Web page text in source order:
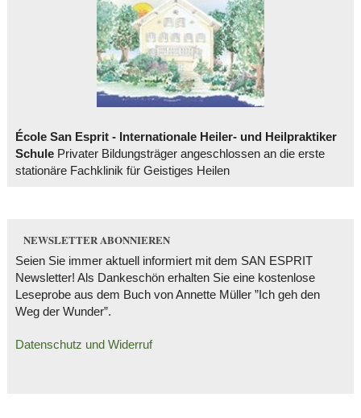
École San Esprit - Internationale Heiler- und Heilpraktiker
SchulePrivater Bildungsträger angeschlossen an die erste
stationäre Fachklinik für Geistiges Heilen
NEWSLETTER ABONNIEREN
Seien Sie immer aktuell informiert mit dem SAN ESPRIT
Newsletter! Als Dankeschön erhalten Sie eine kostenlose
Leseprobe aus dem Buch von Annette Müller ”Ich geh den
Weg der Wunder”.
Datenschutz und Widerruf